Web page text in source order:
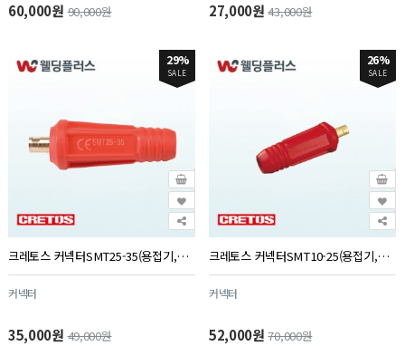
60,000원90,000원 27,000원43,000원
29%
SALE
크레토스 커넥터SMT25-35(용접기,케이블겸용) (5EA/PK)
커넥터
35,000원49,000원
26%
SALE
크레토스 커넥터SMT10-25(용접기,케이블겸용) (5EA/PK)
커넥터
52,000원70,000원